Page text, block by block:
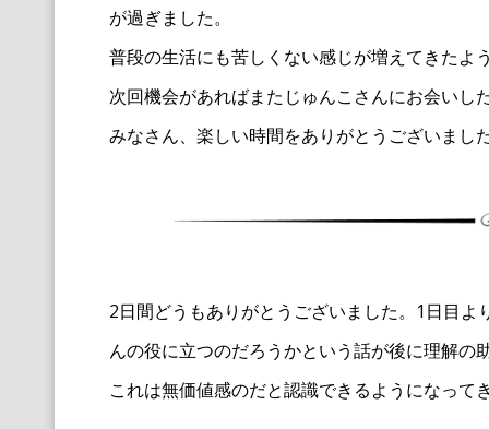
が過ぎました。
普段の生活にも苦しくない感じが増えてきたよ
次回機会があればまたじゅんこさんにお会いし
みなさん、楽しい時間をありがとうございまし
2日間どうもありがとうございました。1日目
んの役に立つのだろうかという話が後に理解
これは無価値感のだと認識できるようになっ